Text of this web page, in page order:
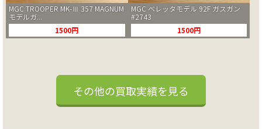
MGC TROOPER MK-Ⅲ 357 MAGNUM
モデルガ...
1500円
MGC ベレッタモデル 92F ガスガン
#2743
1500円
その他の買取実績を見る